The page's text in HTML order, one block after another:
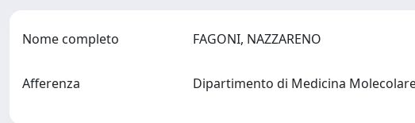
Nome completo FAGONI, NAZZARENO
Afferenza Dipartimento di Medicina